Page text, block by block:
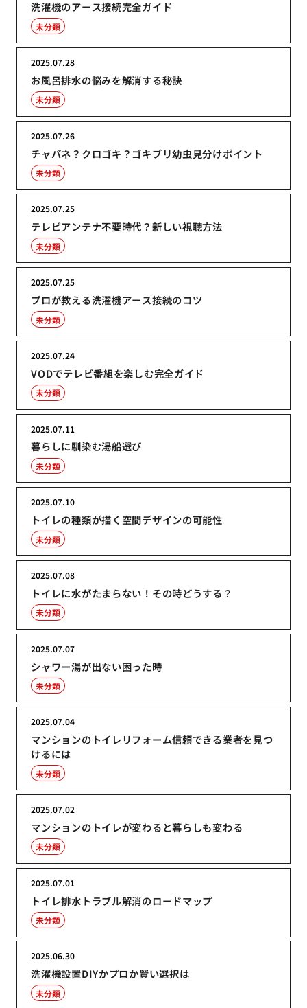
洗濯機のアース接続完全ガイド
未分類
お風呂排水の悩みを解消する秘訣
2025.07.28
未分類
チャバネ？クロゴキ？ゴキブリ幼虫見分けポイント
2025.07.26
未分類
テレビアンテナ不要時代？新しい視聴方法
2025.07.25
未分類
プロが教える洗濯機アース接続のコツ
2025.07.25
未分類
VODでテレビ番組を楽しむ完全ガイド
2025.07.24
未分類
暮らしに馴染む湯船選び
2025.07.11
未分類
トイレの種類が描く空間デザインの可能性
2025.07.10
未分類
トイレに水がたまらない！その時どうする？
2025.07.08
未分類
シャワー湯が出ない困った時
2025.07.07
未分類
マンションのトイレリフォーム信頼できる業者を見つ
けるには
2025.07.04
未分類
マンションのトイレが変わると暮らしも変わる
2025.07.02
未分類
トイレ排水トラブル解消のロードマップ
2025.07.01
未分類
洗濯機設置DIYかプロか賢い選択は
2025.06.30
未分類